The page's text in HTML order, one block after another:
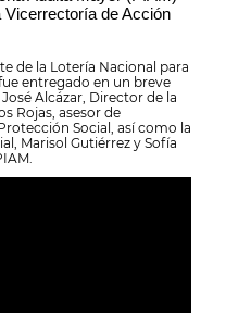
Vicerrectoría de Acción
de la Lotería Nacional para
entregado en un breve
Alcázar, Director de la
Rojas, asesor de
Social, así como la
Marisol Gutiérrez y Sofía